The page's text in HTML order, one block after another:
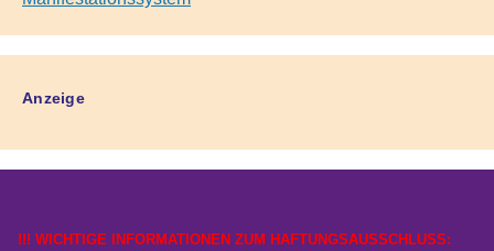
Anzeige
!!! WICHTIGE INFORMATIONEN ZUM HAFTUNGSAUSSCHLUSS: